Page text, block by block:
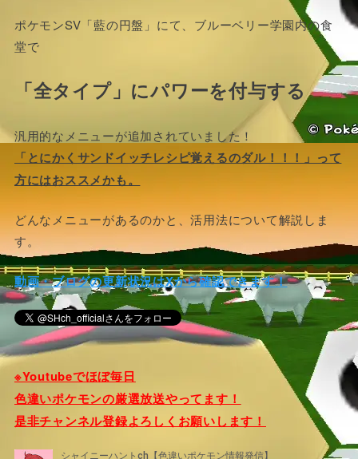
ポケモンSV「藍の円盤」にて、ブルーベリー学園内の食
堂で
「全タイプ」にパワーを付与する
汎用的なメニューが追加されていました！
「とにかくサンドイッチレシピ覚えるのダル！！！」って
方にはおススメかも。
どんなメニューがあるのかと、活用法について解説しま
す。
動画・ブログの更新状況はXから確認できます！
※Youtubeでほぼ毎日
色違いポケモンの厳選放送やってます！
是非チャンネル登録よろしくお願いします！